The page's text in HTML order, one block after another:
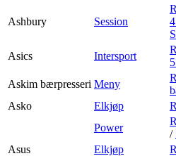
Ashbury Session
Asics
Intersport
Askim bærpresseri Meny
Asko
Elkjøp
Power
/
Asus
Elkjøp